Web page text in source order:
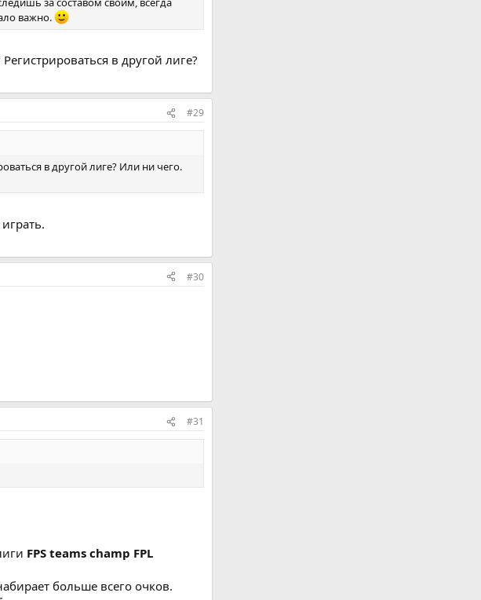
важно.
в другой лиге?
#29
в другой лиге? Или ни чего.
#30
#31
FPS teams champ FPL
больше всего очков.